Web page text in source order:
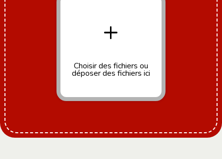
+
Choisir des fichiers ou
déposer des fichiers ici